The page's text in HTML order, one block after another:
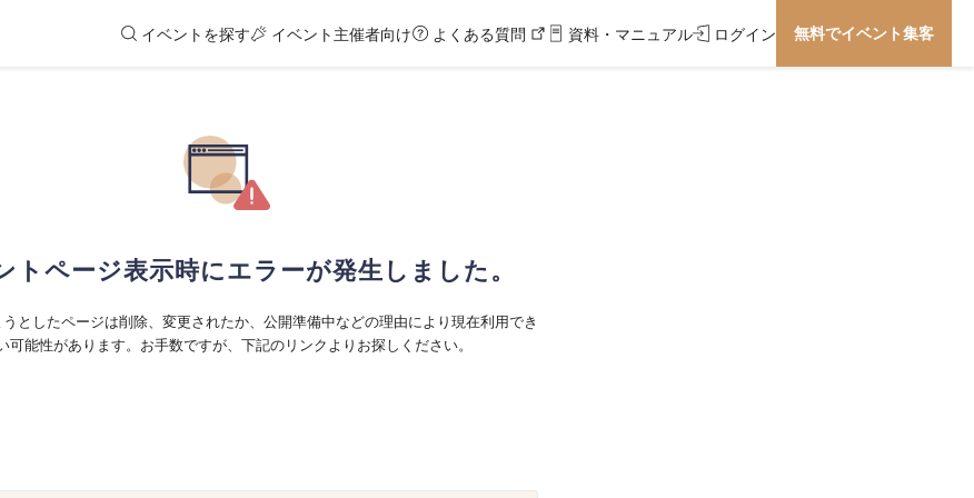
イベントを探す イベント主催者向け よくある質問 資料・マニュアル ログイン 無料でイベント集客
トページ表示時にエラーが発生しました。
としたページは削除、変更されたか、公開準備中などの理由により現在利用でき
可能性があります。お手数ですが、下記のリンクよりお探しください。